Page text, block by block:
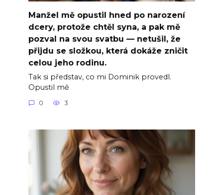
Manžel mě opustil hned po narození
dcery, protože chtěl syna, a pak mě
pozval na svou svatbu — netušil, že
přijdu se složkou, která dokáže zničit
celou jeho rodinu.
Tak si představ, co mi Dominik provedl.
Opustil mě
0 3